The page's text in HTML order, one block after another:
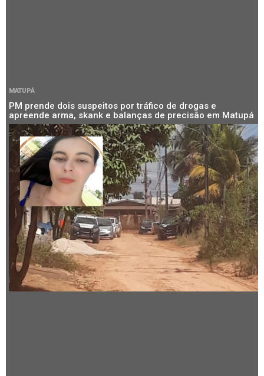
MATUPÁ
PM prende dois suspeitos por tráfico de drogas e
apreende arma, skank e balanças de precisão em Matupá